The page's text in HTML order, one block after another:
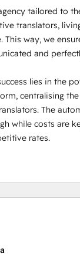
tailored to
translators,
way, we
and
lies in the
centralising
The
while costs are
rates.